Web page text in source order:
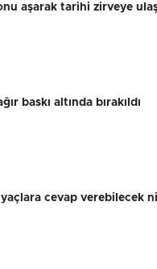
aşarak tarihi zirveye
baskı altında bırakıldı
cevap verebilecek